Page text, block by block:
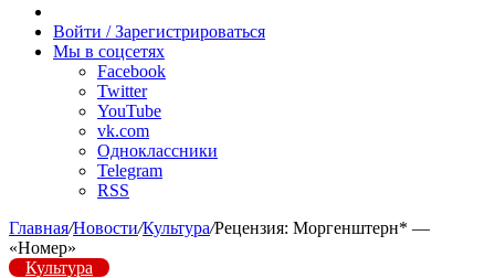
радио
Войти / Зарегистрироваться
Мы в соцсетях
Facebook
Twitter
YouTube
vk.com
Одноклассники
Telegram
RSS
Главная/Новости/Культура/Рецензия: Моргенштерн* —
«Номер»
Культура